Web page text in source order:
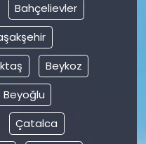
Bahçelievler
Beykoz
Beyoğlu
Çatalca